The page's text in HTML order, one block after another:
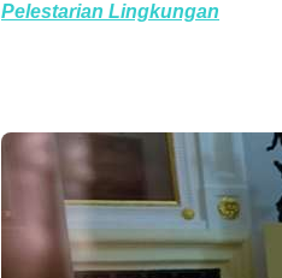
Pelestarian Lingkungan